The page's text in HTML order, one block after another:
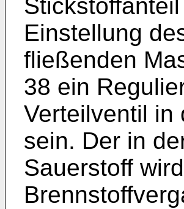
Einstellung
fließenden
38 ein
Verteilventil in
sein. Der in
Sauerstoff